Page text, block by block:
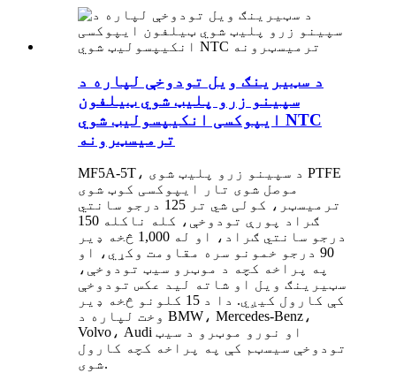
د سټیرینګ ویل تودوخې لپاره د
سپینو زرو پلیټ شوي ټیلفون
ایپوکسی انکیپسولیټ شوي NTC
ترمیسټرونه
MF5A-5T، د سپینو زرو پلیټ شوی PTFE
موصل شوی تار ایپوکسی کوټ شوی
ترمیسټر، کولی شي تر 125 درجو سانتي
ګراد پورې تودوخې، کله ناکله 150
درجو سانتي ګراد، او له 1,000 څخه ډیر
90 درجو خمونو سره مقاومت وکړي، او
په پراخه کچه د موټرو سیټ تودوخې،
سټیرینګ ویل او شاته لید عکس تودوخې
کې کارول کیږي. دا د 15 کلونو څخه ډیر
وخت لپاره د BMW، Mercedes-Benz،
Volvo، Audi او نورو موټرو د سیټ
تودوخې سیسټم کې په پراخه کچه کارول
شوی.